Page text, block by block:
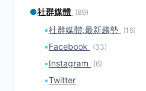
●社群媒體 (89)
▪社群媒體:最新趨勢 (16)
▪Facebook (33)
▪Instagram (6)
▪Twitter